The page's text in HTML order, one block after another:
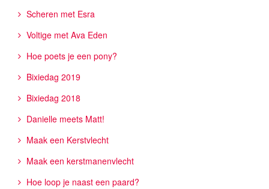
Scheren met Esra
Voltige met Ava Eden
Hoe poets je een pony?
Bixiedag 2019
Bixiedag 2018
Danielle meets Matt!
Maak een Kerstvlecht
Maak een kerstmanenvlecht
Hoe loop je naast een paard?